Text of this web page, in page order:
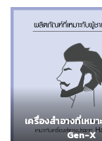
เครื่องสำอางที่เหม
Gen-X